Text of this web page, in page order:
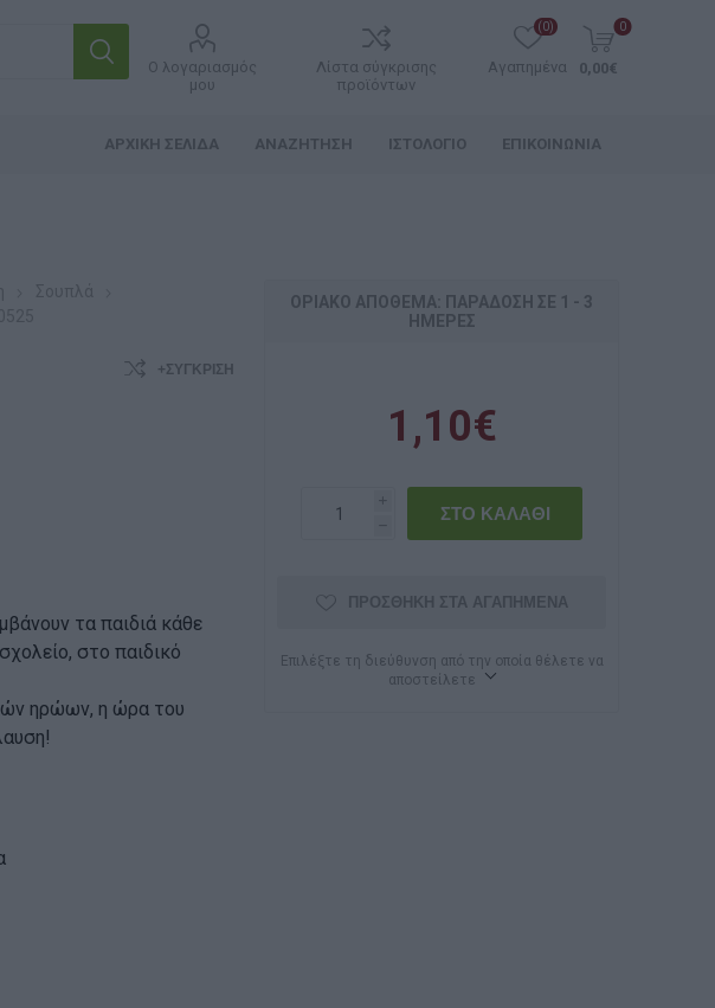
Ο λογαριασμός
μου
Λίστα σύγκρισης
προϊόντων
Αγαπημένα
(0) 0
0,00€
ΑΡΧΙΚΉ ΣΕΛΊΔΑ ΑΝΑΖΉΤΗΣΗ ΙΣΤΟΛΌΓΙΟ ΕΠΙΚΟΙΝΩΝΊΑ
+ΣΎΓΚΡΙΣΗ
τα παιδιά κάθε
στο παιδικό
ηρώων, η ώρα του
ΟΡΙΑΚΌ ΑΠΌΘΕΜΑ: ΠΑΡΆΔΟΣΗ ΣΕ 1 - 3
ΗΜΈΡΕΣ
1,10€
i
h
ΠΡΟΣΘΉΚΗ ΣΤΑ ΑΓΑΠΗΜΈΝΑ
Επιλέξτε τη διεύθυνση από την οποία θέλετε να
αποστείλετε